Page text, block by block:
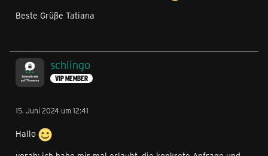
Beste Grüße Tatiana
schlingo
VIP MEMBER
15. Juni 2024 um 12:41
Hallo